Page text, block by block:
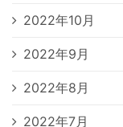
2022年10月
2022年9月
2022年8月
2022年7月